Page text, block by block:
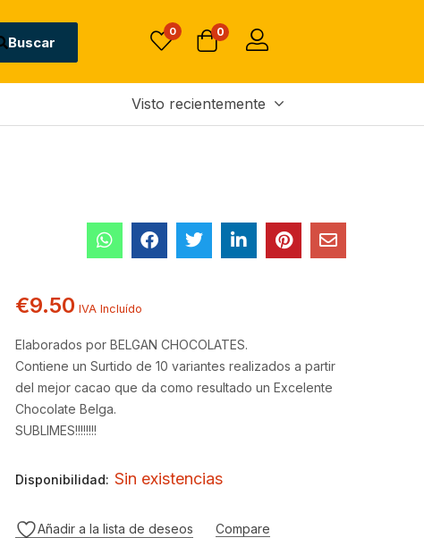
Buscar
0 0
Visto recientemente
9.50
Sin existencias
€9.50 IVA Incluído
Elaborados por BELGAN CHOCOLATES.
Contiene un Surtido de 10 variantes realizados a partir
del mejor cacao que da como resultado un Excelente
Chocolate Belga.
SUBLIMES!!!!!!!!
Disponibilidad: Sin existencias
Añadir a la lista de deseos Compare